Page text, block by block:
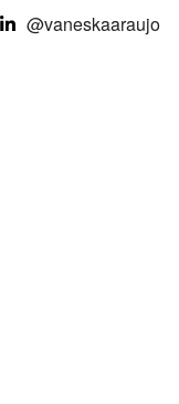
@vaneskaaraujo